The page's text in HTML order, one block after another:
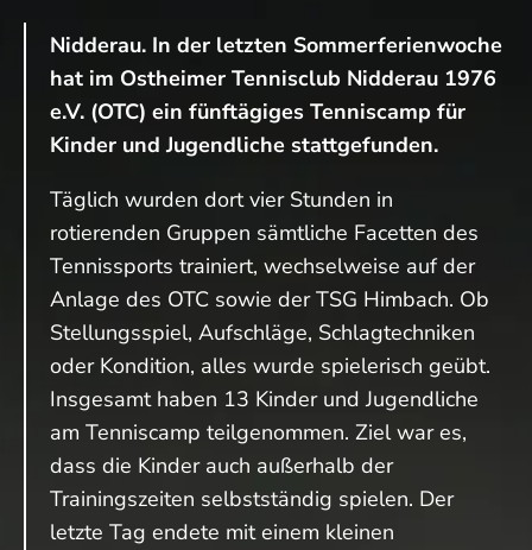
Nidderau. In der letzten Sommerferienwoche
hat im Ostheimer Tennisclub Nidderau 1976
e.V. (OTC) ein fünftägiges Tenniscamp für
Kinder und Jugendliche stattgefunden.
Täglich wurden dort vier Stunden in
rotierenden Gruppen sämtliche Facetten des
Tennissports trainiert, wechselweise auf der
Anlage des OTC sowie der TSG Himbach. Ob
Stellungsspiel, Aufschläge, Schlagtechniken
oder Kondition, alles wurde spielerisch geübt.
Insgesamt haben 13 Kinder und Jugendliche
am Tenniscamp teilgenommen. Ziel war es,
dass die Kinder auch außerhalb der
Trainingszeiten selbstständig spielen. Der
letzte Tag endete mit einem kleinen